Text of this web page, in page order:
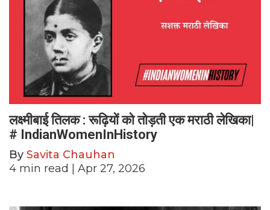
लक्ष्मीबाई तिलक : रूढ़ियों को तोड़ती एक मराठी लेखिका|
# IndianWomenInHistory
By Savita Chauhan
4 min read | Apr 27, 2026